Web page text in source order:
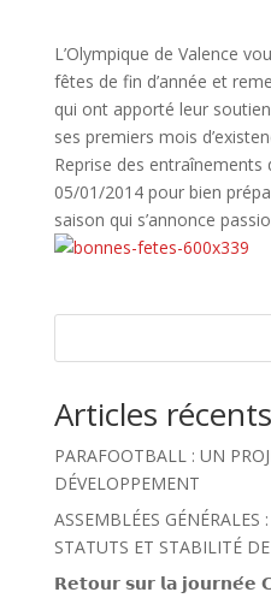
L’Olympique de Valence
fêtes de fin d’année et
qui ont apporté leur
ses premiers mois
Reprise des entraînements
05/01/2014 pour bien
saison qui s’annonce
Articles récents
PARAFOOTBALL : UN
DÉVELOPPEMENT
ASSEMBLÉES
STATUTS ET STABILITÉ
𝗥𝗲𝘁𝗼𝘂𝗿 𝘀𝘂𝗿 𝗹𝗮